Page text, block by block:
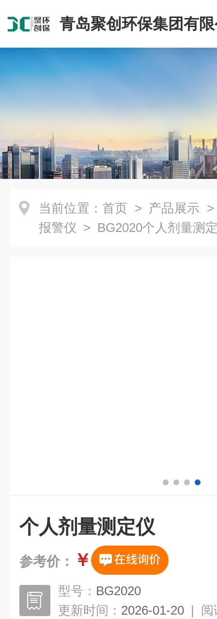
青岛聚创环保集团有
当前位置： 首页 > 产品展示
报警仪 > BG2020个人剂量测
个人剂量测定仪
参考价： ￥
型号： BG2020
更新时间： 2026-01-20 | 阅